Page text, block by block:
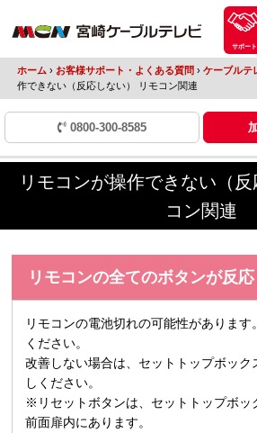
サポート
ホーム › お客様サポート・よくある質問 › ケーブルテ
作できない（反応しない） リモコン関連
0800-300-8585
リモコンが操作できない（
コン関連
リモコンの全てのボタンが反
リモコンの電池切れの可能性があります
ください。
改善しない場合は、セットトップボック
しください。
※リセットボタンは、セットトップボッ
前面扉内にあります。